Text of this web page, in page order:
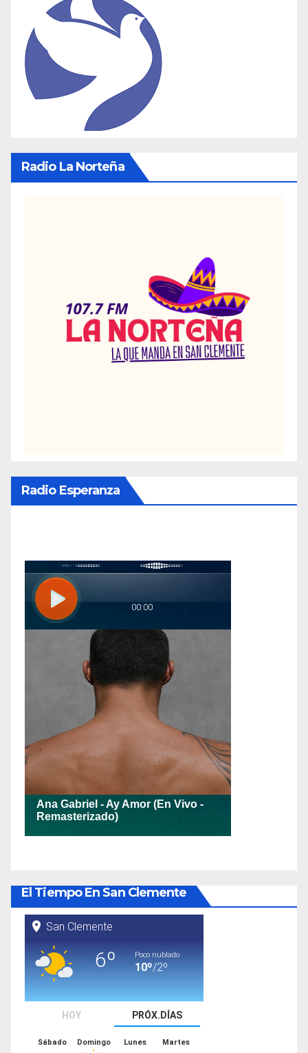
Radio La Norteña
Radio Esperanza
El Tiempo En San Clemente